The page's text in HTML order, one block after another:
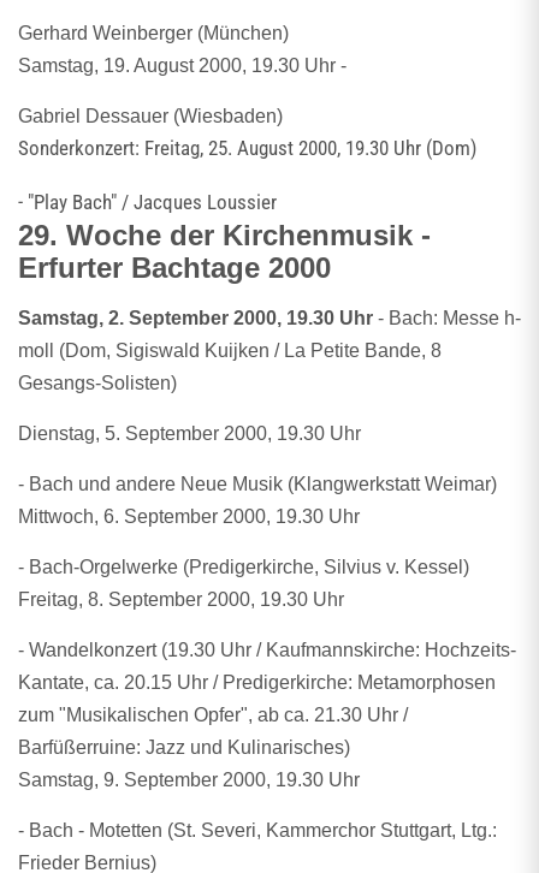
Gerhard Weinberger (München)
Samstag, 19. August 2000, 19.30 Uhr -
Gabriel Dessauer (Wiesbaden)
Sonderkonzert: Freitag, 25. August 2000, 19.30 Uhr (Dom)
- "Play Bach" / Jacques Loussier
29. Woche der Kirchenmusik -
Erfurter Bachtage 2000
Samstag, 2. September 2000, 19.30 Uhr - Bach: Messe h-
moll (Dom, Sigiswald Kuijken / La Petite Bande, 8
Gesangs-Solisten)
Dienstag, 5. September 2000, 19.30 Uhr
- Bach und andere Neue Musik (Klangwerkstatt Weimar)
Mittwoch, 6. September 2000, 19.30 Uhr
- Bach-Orgelwerke (Predigerkirche, Silvius v. Kessel)
Freitag, 8. September 2000, 19.30 Uhr
- Wandelkonzert (19.30 Uhr / Kaufmannskirche: Hochzeits-
Kantate, ca. 20.15 Uhr / Predigerkirche: Metamorphosen
zum "Musikalischen Opfer", ab ca. 21.30 Uhr /
Barfüßerruine: Jazz und Kulinarisches)
Samstag, 9. September 2000, 19.30 Uhr
- Bach - Motetten (St. Severi, Kammerchor Stuttgart, Ltg.:
Frieder Bernius)